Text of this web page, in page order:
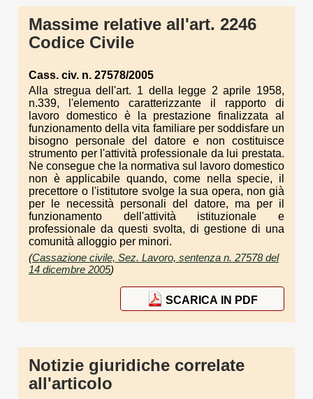
Massime relative all'art. 2246
Codice Civile
Cass. civ. n. 27578/2005
Alla stregua dell'art. 1 della legge 2 aprile 1958,
n.339, l'elemento caratterizzante il rapporto di
lavoro domestico è la prestazione finalizzata al
funzionamento della vita familiare per soddisfare un
bisogno personale del datore e non costituisce
strumento per l'attività professionale da lui prestata.
Ne consegue che la normativa sul lavoro domestico
non è applicabile quando, come nella specie, il
precettore o l'istitutore svolge la sua opera, non già
per le necessità personali del datore, ma per il
funzionamento dell'attività istituzionale e
professionale da questi svolta, di gestione di una
comunità alloggio per minori.
(Cassazione civile, Sez. Lavoro, sentenza n. 27578 del
14 dicembre 2005)
SCARICA IN PDF
Notizie giuridiche correlate
all'articolo